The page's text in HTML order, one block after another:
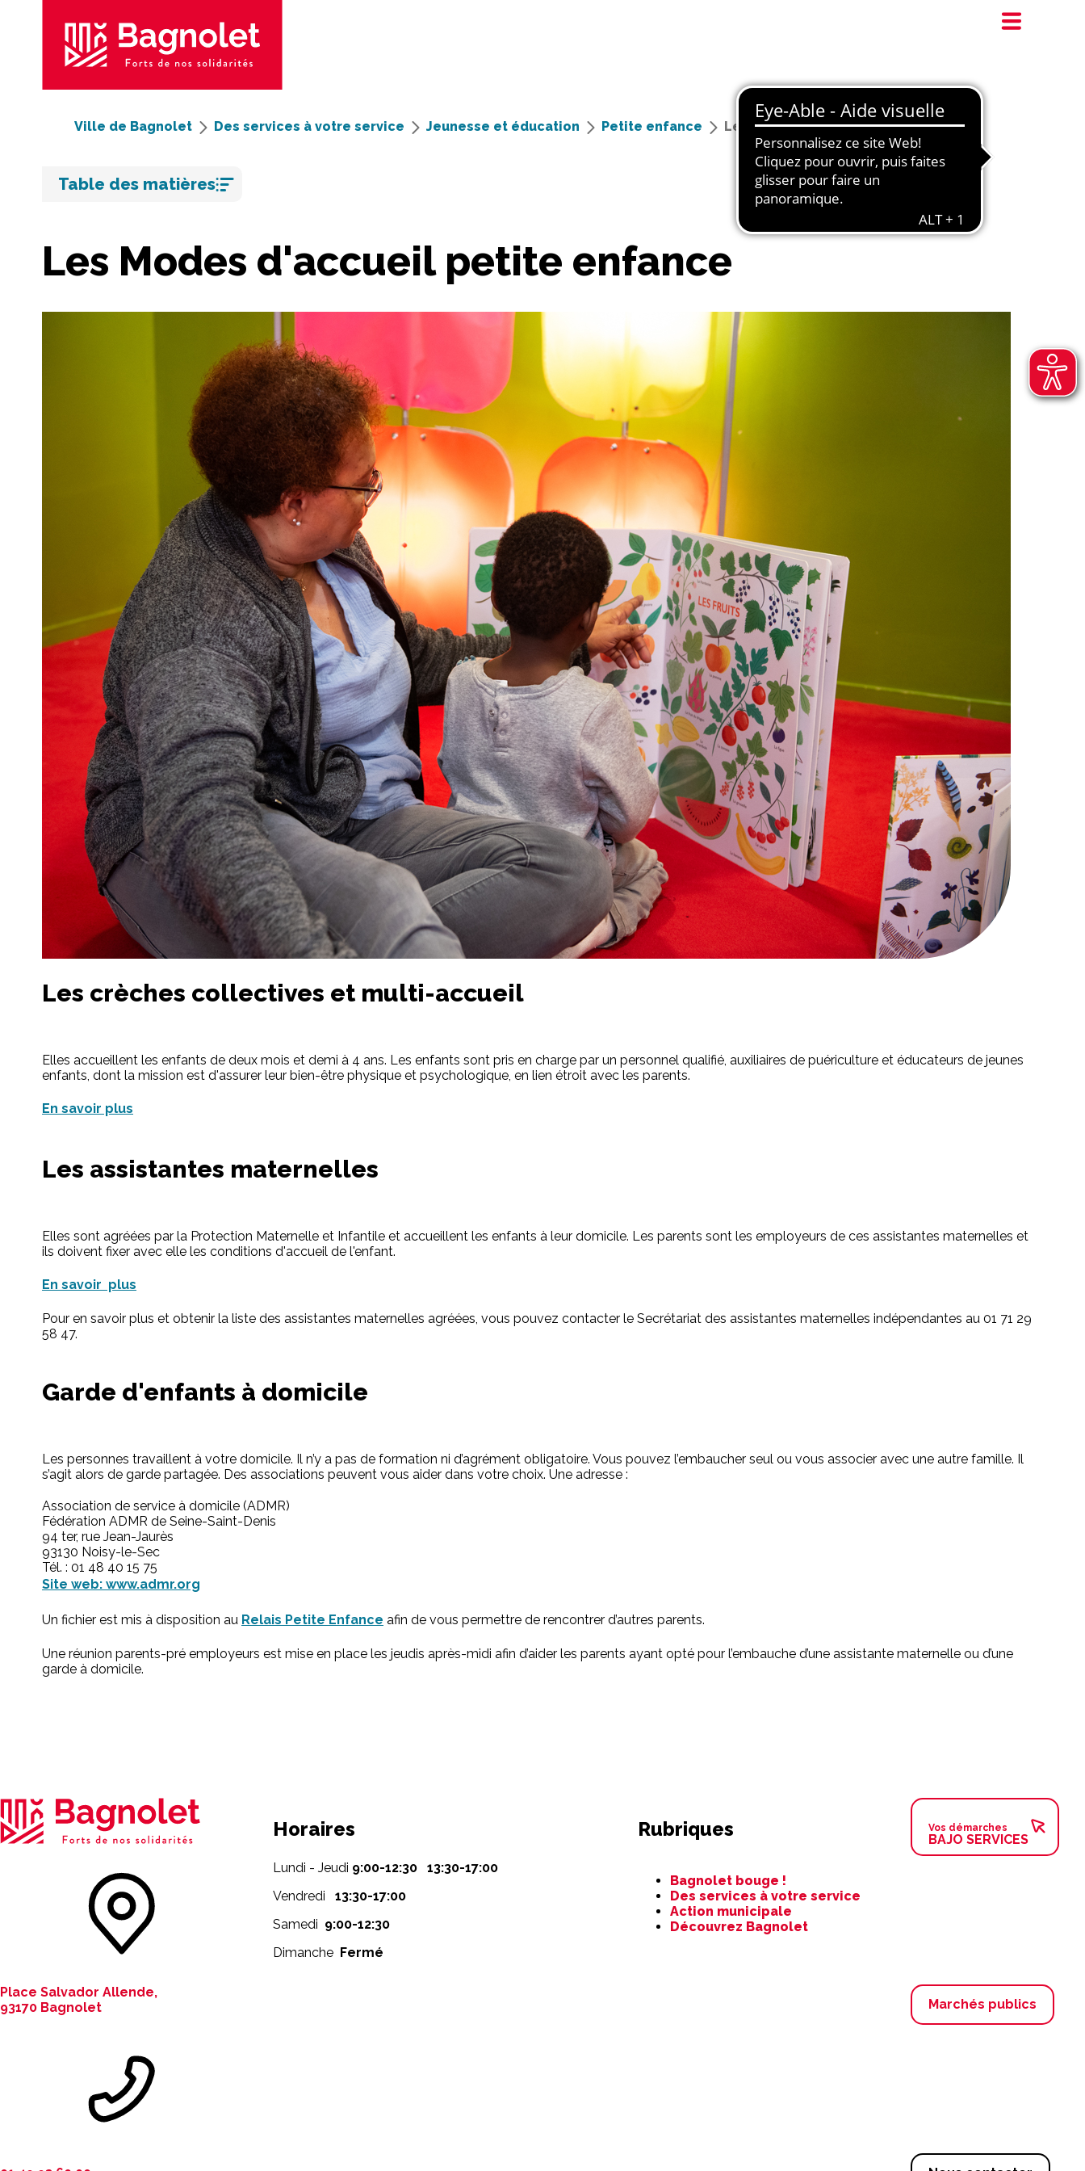
Ville de Bagnolet Des services à votre service Jeunesse et éducation Petite enfance Les modes d’accueil
Les Modes d'accueil petite enfance
Les crèches collectives et multi-accueil
Elles accueillent les enfants de deux mois et demi à 4 ans. Les enfants sont pris en charge par un personnel qualifié, auxiliaires de puériculture et éducateurs de jeunes
enfants, dont la mission est d'assurer leur bien-être physique et psychologique, en lien étroit avec les parents.
En savoir plus
Les assistantes maternelles
Elles sont agréées par la Protection Maternelle et Infantile et accueillent les enfants à leur domicile. Les parents sont les employeurs de ces assistantes maternelles et
ils doivent fixer avec elle les conditions d'accueil de l'enfant.
En savoir plus
Pour en savoir plus et obtenir la liste des assistantes maternelles agréées, vous pouvez contacter le Secrétariat des assistantes maternelles indépendantes au 01 71 29
58 47.
Garde d'enfants à domicile
Les personnes travaillent à votre domicile. Il n’y a pas de formation ni d’agrément obligatoire. Vous pouvez l’embaucher seul ou vous associer avec une autre famille. Il
s’agit alors de garde partagée. Des associations peuvent vous aider dans votre choix. Une adresse :
Association de service à domicile (ADMR)
Fédération ADMR de Seine-Saint-Denis
94 ter, rue Jean-Jaurès
93130 Noisy-le-Sec
Tél. : 01 48 40 15 75
Site web: www.admr.org
Un fichier est mis à disposition au Relais Petite Enfance afin de vous permettre de rencontrer d’autres parents.
Une réunion parents-pré employeurs est mise en place les jeudis après-midi afin d’aider les parents ayant opté pour l’embauche d’une assistante maternelle ou d’une
garde à domicile.
Table des matières
Place Salvador Allende,
93170 Bagnolet
Horaires
Lundi - Jeudi 9:00-12:30 13:30-17:00
Vendredi
13:30-17:00
Samedi 9:00-12:30
Dimanche Fermé
Rubriques
contenu
Bagnolet bouge !
Des services à votre service
Action municipale
Découvrez Bagnolet
Vos démarches
BAJO SERVICES
Marchés publics